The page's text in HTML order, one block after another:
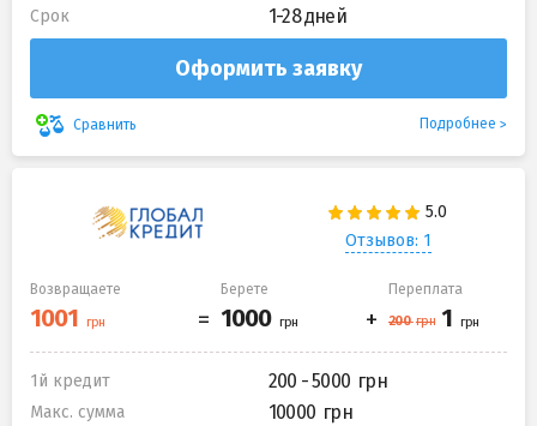
Срок 1-28 дней
Оформить заявку
Сравнить Подробнее
Отзывов: 1
Возвращаете Берете Переплата
1й кредит 200 - 5000
Макс. сумма 10000